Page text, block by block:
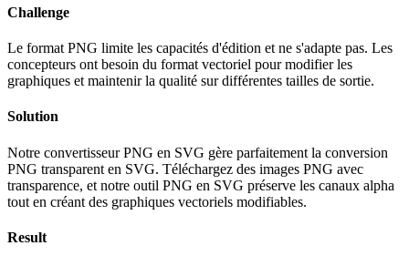
Challenge
Le format PNG limite les capacités d'édition et ne s'adapte pas. Les
concepteurs ont besoin du format vectoriel pour modifier les
graphiques et maintenir la qualité sur différentes tailles de sortie.
Solution
Notre convertisseur PNG en SVG gère parfaitement la conversion
PNG transparent en SVG. Téléchargez des images PNG avec
transparence, et notre outil PNG en SVG préserve les canaux alpha
tout en créant des graphiques vectoriels modifiables.
Result